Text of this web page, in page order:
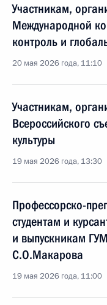
Участникам,
Международной
контроль и
20 мая 2026 года, 11:10
Участникам,
Всероссийского
культуры
19 мая 2026 года, 13:30
Профессорско-
студентам и
и выпускникам
С.О.Макарова
19 мая 2026 года, 11:00